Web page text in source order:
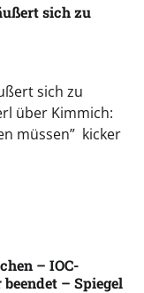
sich zu
sich zu
über Kimmich:
müssen” kicker
– IOC-
– Spiegel